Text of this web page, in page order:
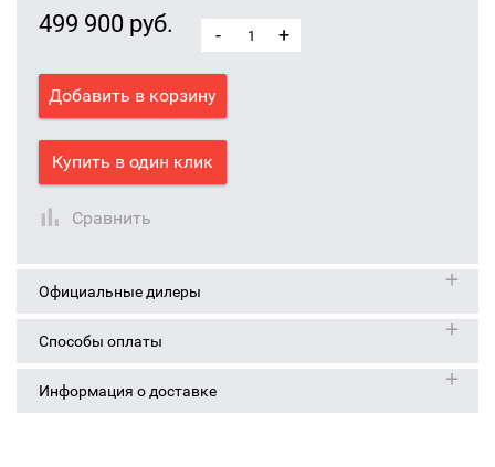
499 900 руб. - +
Добавить в корзину
Купить в один клик
Сравнить
Официальные дилеры
Способы оплаты
Информация о доставке